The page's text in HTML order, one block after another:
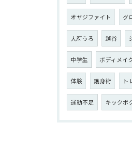
オヤジファイト グ
大府うろ 越谷
中学生 ボディメイ
体験 護身術 ト
運動不足 キックボ